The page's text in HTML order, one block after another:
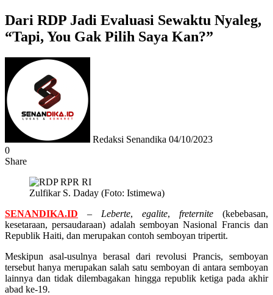
Dari RDP Jadi Evaluasi Sewaktu Nyaleg,
“Tapi, You Gak Pilih Saya Kan?”
Redaksi Senandika 04/10/2023
0
Share
Zulfikar S. Daday (Foto: Istimewa)
SENANDIKA.ID – Leberte, egalite, freternite (kebebasan,
kesetaraan, persaudaraan) adalah semboyan Nasional Francis dan
Republik Haiti, dan merupakan contoh semboyan tripertit.
Meskipun asal-usulnya berasal dari revolusi Prancis, semboyan
tersebut hanya merupakan salah satu semboyan di antara semboyan
lainnya dan tidak dilembagakan hingga republik ketiga pada akhir
abad ke-19.